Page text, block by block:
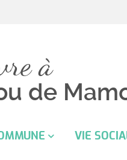
à
de
VIE